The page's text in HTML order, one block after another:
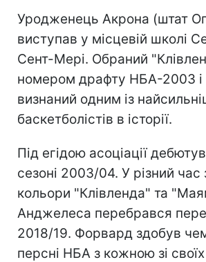
Уродженець Акрона (штат
виступав у місцевій школі
Сент-Мері. Обраний
номером драфту НБА-2003 і
визнаний одним із
баскетболістів в історії.
Під егідою асоціації
сезоні 2003/04. У різний
кольори "Клівленда" та
Анджелеса перебрався
2018/19. Форвард здобув
персні НБА з кожною зі